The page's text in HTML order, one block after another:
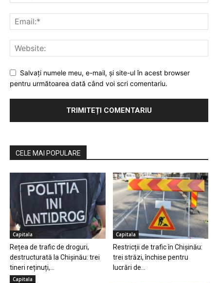
Salvaţi numele meu, e-mail, şi site-ul în acest browser
pentru următoarea dată când voi scri comentariu.
CELE MAI POPULARE
Capitala
Rețea de trafic de droguri,
destructurată la Chișinău: trei
tineri reținuți,...
Capitala
Restricții de trafic în Chișinău:
trei străzi, închise pentru
lucrări de...
Capitala